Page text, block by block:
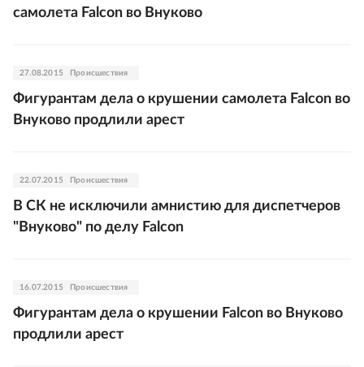
самолета Falcon во Внуково
27.08.2015 Происшествия
Фигурантам дела о крушении самолета Falcon во
Внуково продлили арест
22.07.2015 Происшествия
В СК не исключили амнистию для диспетчеров
"Внуково" по делу Falcon
16.07.2015 Происшествия
Фигурантам дела о крушении Falcon во Внуково
продлили арест